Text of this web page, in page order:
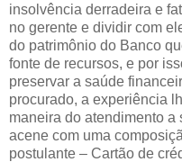
insolvência derradeira e
no gerente e dividir com
do patrimônio do Banco
fonte de recursos, e por
preservar a saúde
procurado, a experiência
maneira do atendimento
acene com uma
postulante – Cartão de